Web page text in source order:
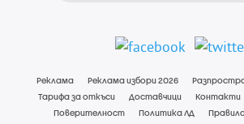
Реклама Реклама избори 2026
Тарифа за откъси
Доставчици Контакти
Поверителност
Политика ЛД